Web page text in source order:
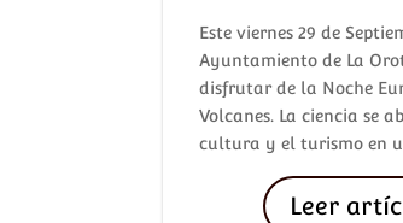
Este viernes 29 de
Ayuntamiento de La
disfrutar de la Noche
Volcanes. La ciencia se
cultura y el turismo en
Leer